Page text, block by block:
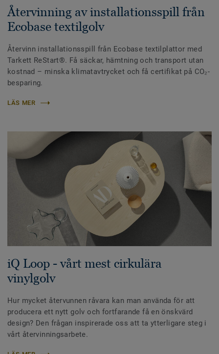
Återvinning av installationsspill från
Ecobase textilgolv
Återvinn installationsspill från Ecobase textilplattor med
Tarkett ReStart®. Få säckar, hämtning och transport utan
kostnad – minska klimatavtrycket och få certifikat på CO₂-
besparing.
LÄS MER
iQ Loop - vårt mest cirkulära
vinylgolv
Hur mycket återvunnen råvara kan man använda för att
producera ett nytt golv och fortfarande få en önskvärd
design? Den frågan inspirerade oss att ta ytterligare steg i
vårt återvinningsarbete.